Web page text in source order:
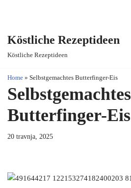
content
Köstliche Rezeptideen
Köstliche Rezeptideen
Home » Selbstgemachtes Butterfinger-Eis
Selbstgemachtes
Butterfinger-Eis
20 travnja, 2025